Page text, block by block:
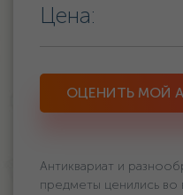
Цена:
ОЦЕНИТЬ МОЙ
Антиквариат и
предметы ценились